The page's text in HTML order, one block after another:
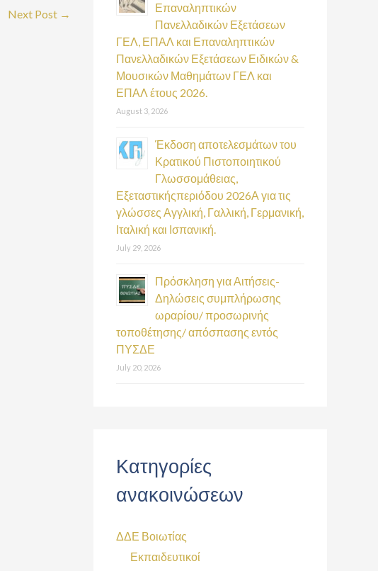
Next Post →
Επαναληπτικών
Πανελλαδικών Εξετάσεων
ΓΕΛ, ΕΠΑΛ και Επαναληπτικών
Πανελλαδικών Εξετάσεων Ειδικών &
Μουσικών Μαθημάτων ΓΕΛ και
ΕΠΑΛ έτους 2026.
August 3, 2026
Έκδοση αποτελεσμάτων του
Κρατικού Πιστοποιητικού
Γλωσσομάθειας,
Εξεταστικήςπεριόδου 2026Α για τις
γλώσσες Αγγλική, Γαλλική, Γερμανική,
Ιταλική και Ισπανική.
July 29, 2026
Πρόσκληση για Αιτήσεις-
Δηλώσεις συμπλήρωσης
ωραρίου/ προσωρινής
τοποθέτησης/ απόσπασης εντός
ΠΥΣΔΕ
July 20, 2026
Κατηγορίες
ανακοινώσεων
ΔΔΕ Βοιωτίας
Εκπαιδευτικοί